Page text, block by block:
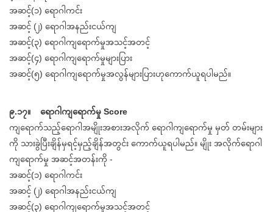
အဆင့်(၁) ရောဂါကင်း
အဆင့် (၂) ရောဂါအနည်းငယ်ကျ
အဆင့်(၃) ရောဂါကျရောက်မှုအသင့်အတင့်
အဆင့်(၄) ရောဂါကျရောက်မှုများပြား
အဆင့်(၅) ရောဂါကျရောက်မှုအလွန်များပြားဟုကောက်ယူရပါမည်။
၉.၁၇။ ရောဂါကျရောက်မှု Score
ကျရောက်သည့်ရောဂါအမျိုးအစားအလိုက် ရောဂါကျရောက်မှု မှတ် တမ်းများ
ကို သားခွဲပြီးချိန်မှရင့်မှည့်ချိန်အတွင်း ကောက်ယူရပါမည်။ မျိုး အလိုက်ရောဂါ
ကျရောက်မှု အဆင့်အတန်းကို -
အဆင့်(၁) ရောဂါကင်း
အဆင့် (၂) ရောဂါအနည်းငယ်ကျ
အဆင့်(၃) ရောဂါကျရောက်မှုအသင့်အတင့်